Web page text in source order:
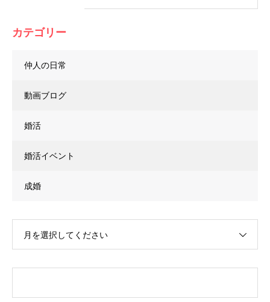
カテゴリー
仲人の日常
動画ブログ
婚活
婚活イベント
成婚
月を選択してください